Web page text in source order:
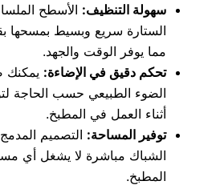
سهولة التنظيف: الأسطح
الستارة سريع وبسيط بمسحها
مما يوفر الوقت والجهد.
تحكم دقيق في الإضاءة:
الضوء الطبيعي حسب الحاجة
أثناء العمل في المطبخ.
توفير المساحة: التصميم
الشباك مباشرة لا يشغل أي
المطبخ.